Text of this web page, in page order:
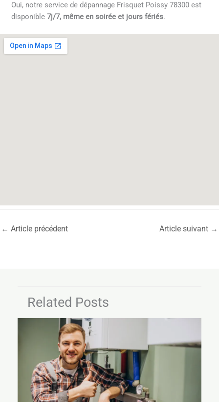
Oui, notre service de dépannage Frisquet Poissy 78300 est
disponible7j/7, même en soirée et jours fériés.
← Article précédent Article suivant →
Related Posts